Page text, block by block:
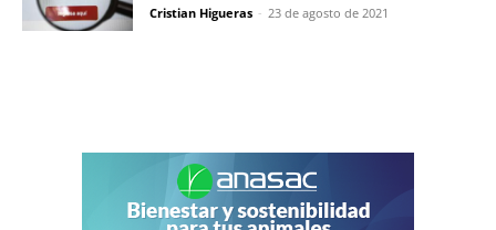
Cristian Higueras - 23 de agosto de 2021